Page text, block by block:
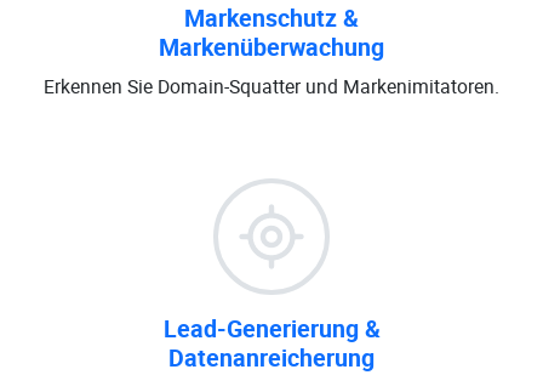
Markenschutz &
Markenüberwachung
Erkennen Sie Domain-Squatter und Markenimitatoren.
Lead-Generierung &
Datenanreicherung